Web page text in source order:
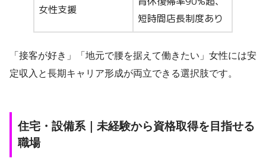
女性支援
短時間店長制度あり
「接客が好き」「地元で腰を据えて働きたい」女性には安
定収入と長期キャリア形成が両立できる選択肢です。
住宅・設備系｜未経験から資格取得を目指せる
職場